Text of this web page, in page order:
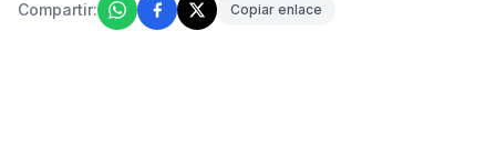
Compartir: Copiar enlace